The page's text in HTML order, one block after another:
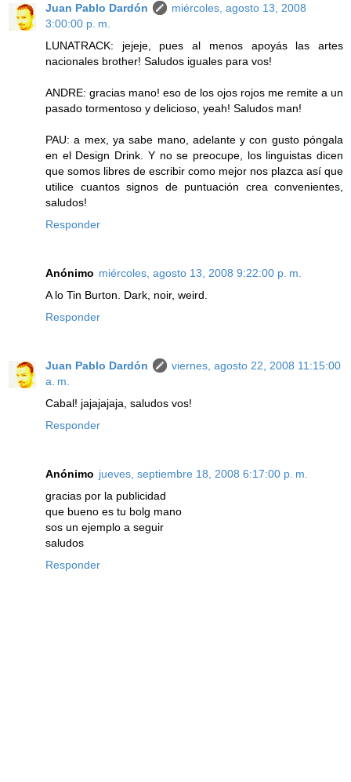
Juan Pablo Dardón
miércoles, agosto 13, 2008
3:00:00 p. m.
LUNATRACK: jejeje, pues al menos apoyás las artes
nacionales brother! Saludos iguales para vos!
ANDRE: gracias mano! eso de los ojos rojos me remite a un
pasado tormentoso y delicioso, yeah! Saludos man!
PAU: a mex, ya sabe mano, adelante y con gusto póngala
en el Design Drink. Y no se preocupe, los linguistas dicen
que somos libres de escribir como mejor nos plazca así que
utilice cuantos signos de puntuación crea convenientes,
saludos!
Responder
Anónimo miércoles, agosto 13, 2008 9:22:00 p. m.
A lo Tin Burton. Dark, noir, weird.
Responder
Juan Pablo Dardón
viernes, agosto 22, 2008 11:15:00
a. m.
Cabal! jajajajaja, saludos vos!
Responder
Anónimo jueves, septiembre 18, 2008 6:17:00 p. m.
gracias por la publicidad
que bueno es tu bolg mano
sos un ejemplo a seguir
saludos
Responder